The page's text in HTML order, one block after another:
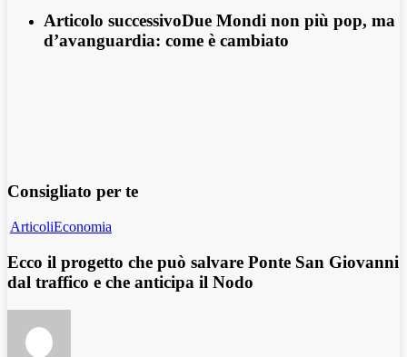
Articolo successivoDue Mondi non più pop, ma
d’avanguardia: come è cambiato
Consigliato per te
ArticoliEconomia
Ecco il progetto che può salvare Ponte San Giovanni
dal traffico e che anticipa il Nodo